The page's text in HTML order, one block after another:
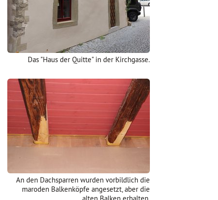
Das "Haus der Quitte" in der Kirchgasse.
An den Dachsparren wurden vorbildlich die
maroden Balkenköpfe angesetzt, aber die